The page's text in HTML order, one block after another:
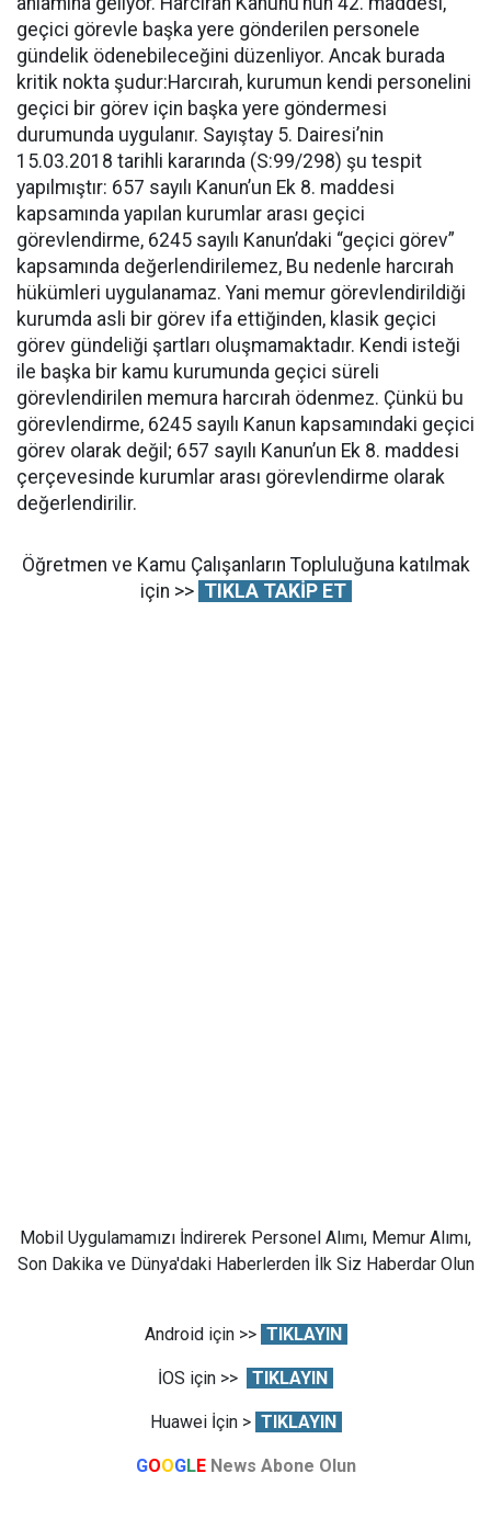
geçici görevle başka yere gönderilen personele
gündelik ödenebileceğini düzenliyor. Ancak burada
kritik nokta şudur:Harcırah, kurumun kendi personelini
geçici bir görev için başka yere göndermesi
durumunda uygulanır. Sayıştay 5. Dairesi’nin
15.03.2018 tarihli kararında (S:99/298) şu tespit
yapılmıştır: 657 sayılı Kanun’un Ek 8. maddesi
kapsamında yapılan kurumlar arası geçici
görevlendirme, 6245 sayılı Kanun’daki “geçici görev”
kapsamında değerlendirilemez, Bu nedenle harcırah
hükümleri uygulanamaz. Yani memur görevlendirildiği
kurumda asli bir görev ifa ettiğinden, klasik geçici
görev gündeliği şartları oluşmamaktadır. Kendi isteği
ile başka bir kamu kurumunda geçici süreli
görevlendirilen memura harcırah ödenmez. Çünkü bu
görevlendirme, 6245 sayılı Kanun kapsamındaki geçici
görev olarak değil; 657 sayılı Kanun’un Ek 8. maddesi
çerçevesinde kurumlar arası görevlendirme olarak
değerlendirilir.
Öğretmen ve Kamu Çalışanların Topluluğuna katılmak
için >> TIKLA TAKİP ET
Mobil Uygulamamızı İndirerek Personel Alımı, Memur Alımı,
Son Dakika ve Dünya'daki Haberlerden İlk Siz Haberdar Olun
Android için >> TIKLAYIN
İOS için >> TIKLAYIN
Huawei İçin > TIKLAYIN
GOOGLE News Abone Olun